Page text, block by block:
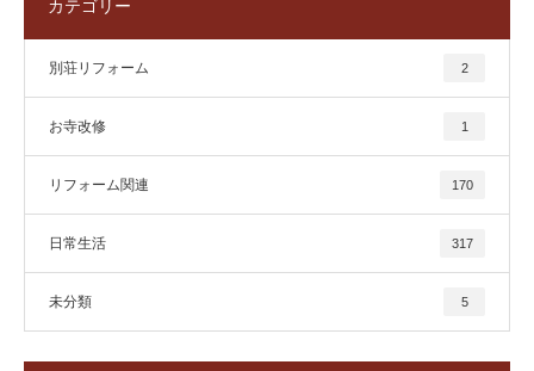
カテゴリー
別荘リフォーム 2
お寺改修 1
リフォーム関連 170
日常生活 317
未分類 5